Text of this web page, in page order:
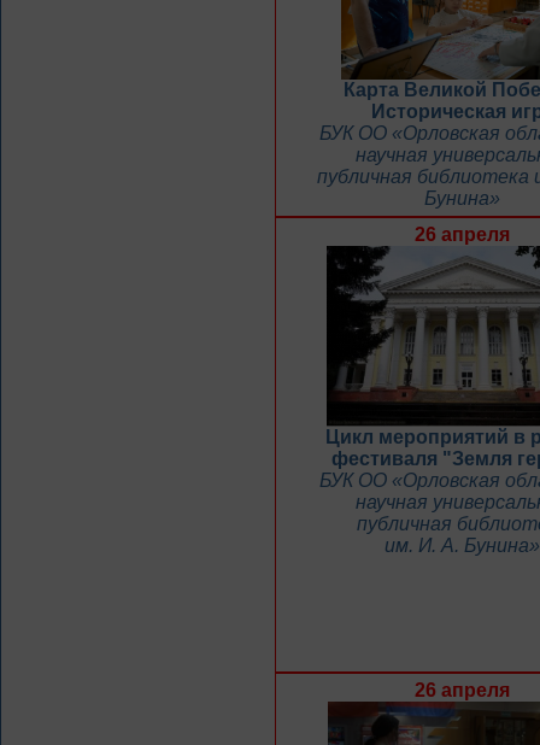
Карта Великой
Историческая
БУК ОО «Орловская
научная
публичная библиотека
Бунина»
26 апреля
Цикл мероприятий в
фестиваля "Земля
БУК ОО «Орловская
научная
публичная
им. И. А. Бунина»
26 апреля